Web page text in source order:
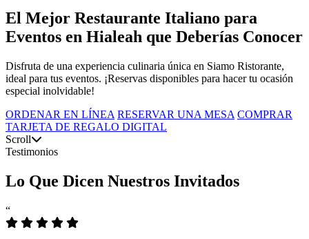
El Mejor Restaurante Italiano para
Eventos en Hialeah que Deberías Conocer
Disfruta de una experiencia culinaria única en Siamo Ristorante,
ideal para tus eventos. ¡Reservas disponibles para hacer tu ocasión
especial inolvidable!
ORDENAR EN LÍNEA RESERVAR UNA MESA COMPRAR
TARJETA DE REGALO DIGITAL
Scroll
Testimonios
Lo Que Dicen Nuestros Invitados
“